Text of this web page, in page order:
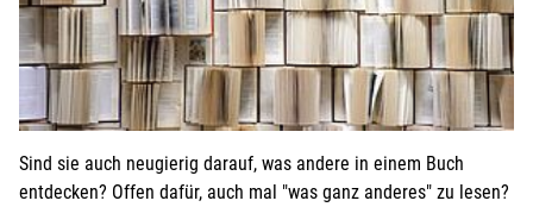
Sind sie auch neugierig darauf, was andere in einem Buch
entdecken? Offen dafür, auch mal "was ganz anderes" zu lesen?